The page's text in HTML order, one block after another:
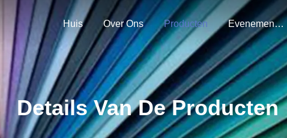
Huis Over Ons Producten Evenementen
Details Van De Producten